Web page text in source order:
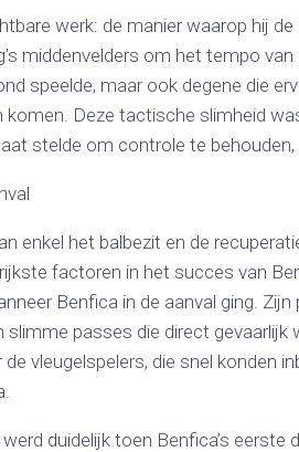
werk: de manier waarop hij
middenvelders om het tempo
speelde, maar ook degene die
komen. Deze tactische slimheid
stelde om controle te
enkel het balbezit en de
factoren in het succes van
Benfica in de aanval ging.
passes die direct gevaarlijk
vleugelspelers, die snel konden
duidelijk toen Benfica’s